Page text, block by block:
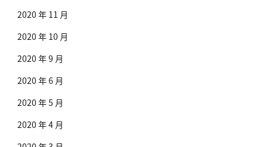
2020 年 11 月
2020 年 10 月
2020 年 9 月
2020 年 6 月
2020 年 5 月
2020 年 4 月